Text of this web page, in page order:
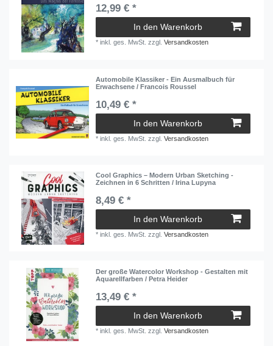
12,99 € *
In den Warenkorb
*inkl. ges. MwSt. zzgl.Versandkosten
Automobile Klassiker - Ein Ausmalbuch für
Erwachsene / Francois Roussel
10,49 € *
In den Warenkorb
*inkl. ges. MwSt. zzgl.Versandkosten
Cool Graphics – Modern Urban Sketching -
Zeichnen in 6 Schritten / Irina Lupyna
8,49 € *
In den Warenkorb
*inkl. ges. MwSt. zzgl.Versandkosten
Der große Watercolor Workshop - Gestalten mit
Aquarellfarben / Petra Heider
13,49 € *
In den Warenkorb
*inkl. ges. MwSt. zzgl.Versandkosten